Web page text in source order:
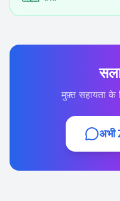
मुफ़्त सहायता के
अभी